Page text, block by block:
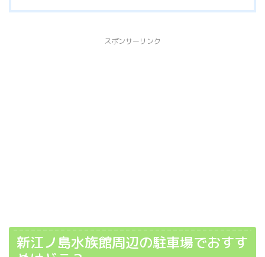
スポンサーリンク
新江ノ島水族館周辺の駐車場でおすす